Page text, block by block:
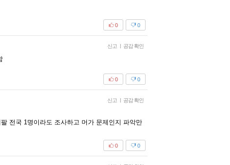
0
0
신고 | 공감 확인
0
0
신고 | 공감 확인
전국 1명이라도 조사하고 머가 문제인지 파악만
0
0